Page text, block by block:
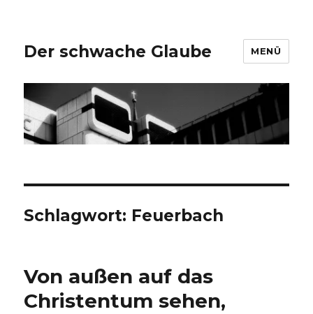
Der schwache Glaube MENÜ
Schlagwort: Feuerbach
Von außen auf das
Christentum sehen,